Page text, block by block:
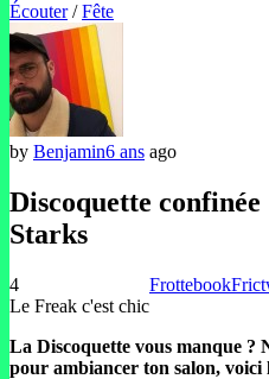
Écouter/Fête
by Benjamin6 ans ago
Discoquette
Starks
4
Le Freak c'est chic
Frottebook
La Discoquette vous manque ?
pour ambiancer ton salon, voici